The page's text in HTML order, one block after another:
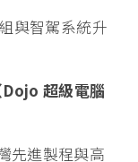
與智駕系統升
超級電腦
先進製程與高